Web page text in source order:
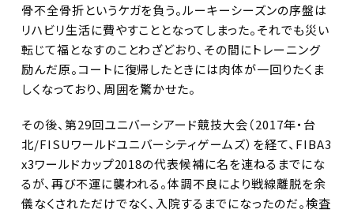
骨不全骨折というケガを負う。ルーキーシーズンの序盤は
リハビリ生活に費やすこととなってしまった。それでも災い
転じて福となすのことわざどおり、その間にトレーニング
励んだ原。コートに復帰したときには肉体が一回りたくま
しくなっており、周囲を驚かせた。
その後、第29回ユニバーシアード競技大会（2017年・台
北/FISUワールドユニバーシティゲームズ）を経て、FIBA3
x3ワールドカップ2018の代表候補に名を連ねるまでにな
るが、再び不運に襲われる。体調不良により戦線離脱を余
儀なくされただけでなく、入院するまでになったのだ。検査